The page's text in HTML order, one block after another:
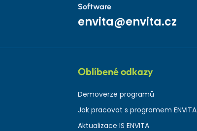
Software
envita@envita.cz
Oblíbené odkazy
Demoverze programů
Jak pracovat s programem ENVITA
Aktualizace IS ENVITA